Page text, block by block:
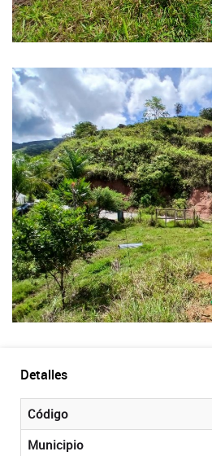
Detalles
Código
Municipio